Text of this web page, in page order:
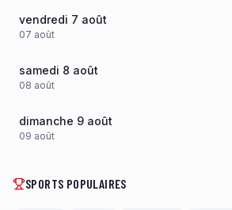
vendredi 7 août
07 août
samedi 8 août
08 août
dimanche 9 août
09 août
SPORTS POPULAIRES